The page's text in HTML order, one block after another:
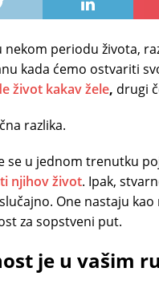
nekom periodu života,
kada ćemo ostvariti
život kakav žele, drugi
razlika.
se u jednom trenutku
njihov život. Ipak,
One nastaju
za sopstveni put.
je u vašim